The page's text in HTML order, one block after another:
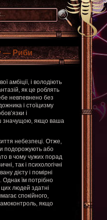
— Риби
амбіції, і володіють
як це роблять
невпевнено без
і стоїцизму
і
значущою, якщо ваша
небезпеці. Отже,
подорожують або
в чому чужих порад
так і психологічні
дієту і помірні
їм потрібно
цих людей здатні
спокійного,
якщо